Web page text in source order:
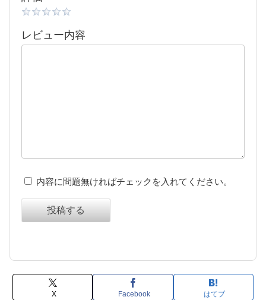
レビュー内容
内容に問題無ければチェックを入れてください。
投稿する
X Facebook はてブ